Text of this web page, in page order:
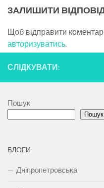
ЗАЛИШИТИ
Щоб відправити
авторизуватись.
СЛІДКУВАТИ:
Пошук
Пошук
БЛОГИ
Дніпропетровська